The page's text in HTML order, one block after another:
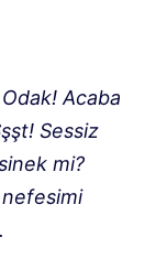
Acaba
Sessiz
mi?